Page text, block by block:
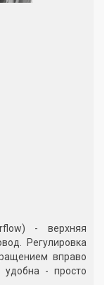
- верхняя
Регулировка
вправо
удобна - просто